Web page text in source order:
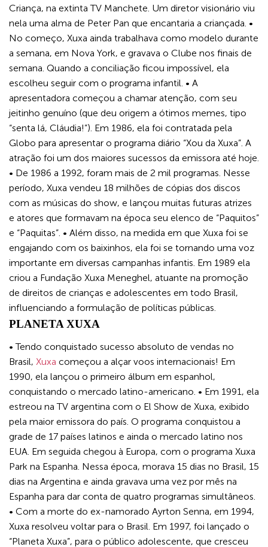
Criança, na extinta TV Manchete. Um diretor visionário viu
nela uma alma de Peter Pan que encantaria a criançada. •
No começo, Xuxa ainda trabalhava como modelo durante
a semana, em Nova York, e gravava o Clube nos finais de
semana. Quando a conciliação ficou impossível, ela
escolheu seguir com o programa infantil. • A
apresentadora começou a chamar atenção, com seu
jeitinho genuíno (que deu origem a ótimos memes, tipo
“senta lá, Cláudia!”). Em 1986, ela foi contratada pela
Globo para apresentar o programa diário “Xou da Xuxa”. A
atração foi um dos maiores sucessos da emissora até hoje.
• De 1986 a 1992, foram mais de 2 mil programas. Nesse
período, Xuxa vendeu 18 milhões de cópias dos discos
com as músicas do show, e lançou muitas futuras atrizes
e atores que formavam na época seu elenco de “Paquitos”
e “Paquitas”. • Além disso, na medida em que Xuxa foi se
engajando com os baixinhos, ela foi se tornando uma voz
importante em diversas campanhas infantis. Em 1989 ela
criou a Fundação Xuxa Meneghel, atuante na promoção
de direitos de crianças e adolescentes em todo Brasil,
influenciando a formulação de políticas públicas.
PLANETA XUXA
• Tendo conquistado sucesso absoluto de vendas no
Brasil, Xuxa começou a alçar voos internacionais! Em
1990, ela lançou o primeiro álbum em espanhol,
conquistando o mercado latino-americano. • Em 1991, ela
estreou na TV argentina com o El Show de Xuxa, exibido
pela maior emissora do país. O programa conquistou a
grade de 17 países latinos e ainda o mercado latino nos
EUA. Em seguida chegou à Europa, com o programa Xuxa
Park na Espanha. Nessa época, morava 15 dias no Brasil, 15
dias na Argentina e ainda gravava uma vez por mês na
Espanha para dar conta de quatro programas simultâneos.
• Com a morte do ex-namorado Ayrton Senna, em 1994,
Xuxa resolveu voltar para o Brasil. Em 1997, foi lançado o
“Planeta Xuxa”, para o público adolescente, que cresceu